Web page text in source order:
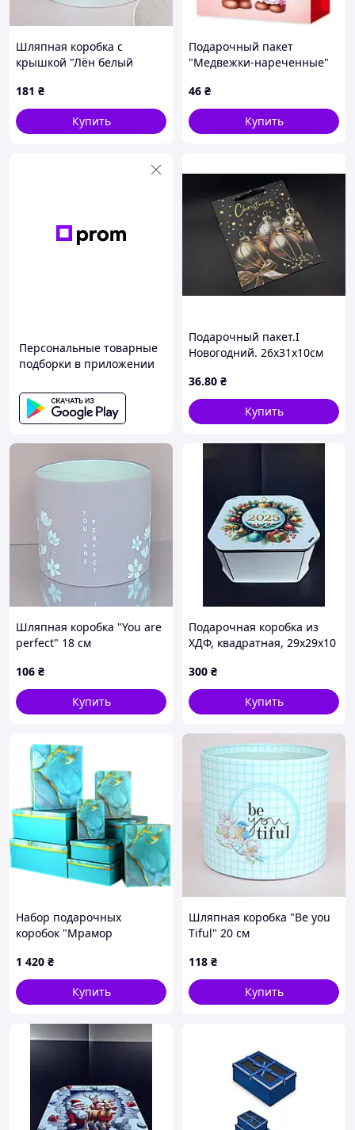
Шляпная коробка с
крышкой "Лён белый
181 ₴
Купить
Подарочный пакет
"Медвежки-нареченные"
46 ₴
Купить
Персональные товарные
подборки в приложении
Подарочный пакет.I
Новогодний. 26х31х10см
36.80 ₴
Купить
Шляпная коробка "You are
perfect" 18 см
106 ₴
Купить
Подарочная коробка из
ХДФ, квадратная, 29х29х10
300 ₴
Купить
Набор подарочных
коробок "Мрамор
1 420 ₴
Купить
Шляпная коробка "Be you
Tiful" 20 см
118 ₴
Купить